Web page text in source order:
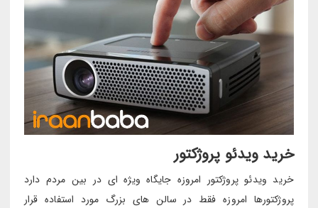
خرید ویدئو پروژکتور
خرید ویدئو پروژکتور امروزه جایگاه ویژه ای در بین مردم دارد
پروژکتورها امروزه فقط در سالن های بزرگ مورد استفاده قرار